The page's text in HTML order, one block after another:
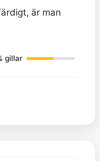
är man
gillar